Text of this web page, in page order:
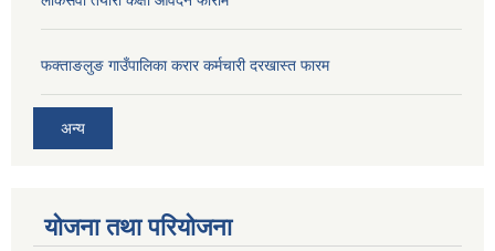
फक्ताङलुङ गाउँपालिका करार कर्मचारी दरखास्त फारम
अन्य
योजना तथा परियोजना